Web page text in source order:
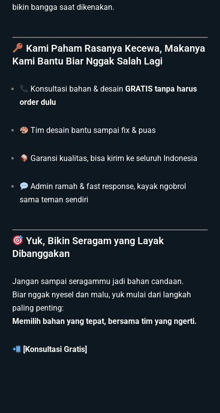
bikin bangga saat dikenakan.
Kami Paham Rasanya Kecewa, Makanya
Kami Bantu Biar Nggak Salah Lagi
Konsultasi bahan & desainGRATIS tanpa harus
order dulu
Tim desain bantu sampai fix & puas
Garansi kualitas, bisa kirim ke seluruh Indonesia
Admin ramah & fast response, kayak ngobrol
sama teman sendiri
Yuk, Bikin Seragam yang Layak
Dibanggakan
Jangan sampai seragammu jadi bahan candaan.
Biar nggak nyesel dan malu, yuk mulai dari langkah
paling penting:
Memilih bahan yang tepat, bersama tim yang ngerti.
[Konsultasi Gratis]